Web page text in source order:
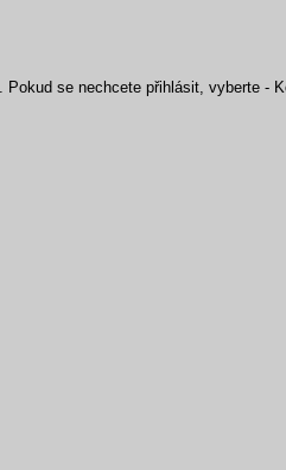
se nechcete přihlásit, vyberte -